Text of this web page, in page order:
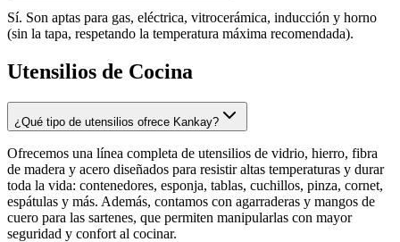
Sí. Son aptas para gas, eléctrica, vitrocerámica, inducción y horno
(sin la tapa, respetando la temperatura máxima recomendada).
Utensilios de Cocina
¿Qué tipo de utensilios ofrece Kankay?
Ofrecemos una línea completa de utensilios de vidrio, hierro, fibra
de madera y acero diseñados para resistir altas temperaturas y durar
toda la vida: contenedores, esponja, tablas, cuchillos, pinza, cornet,
espátulas y más. Además, contamos con agarraderas y mangos de
cuero para las sartenes, que permiten manipularlas con mayor
seguridad y confort al cocinar.